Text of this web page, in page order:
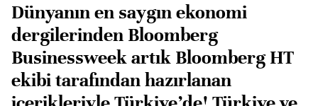
Dünyanın en saygın ekonomi
dergilerinden Bloomberg
Businessweek artık Bloomberg HT
ekibi tarafından hazırlanan